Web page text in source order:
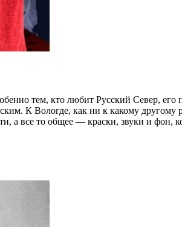
тем, кто любит Русский Север,
К Вологде, как ни к какому другому
все то общее — краски, звуки и фон,